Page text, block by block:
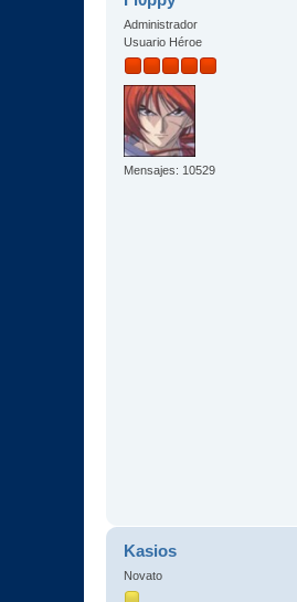
Administrador
Usuario Héroe
Mensajes: 10529
Kasios
Novato